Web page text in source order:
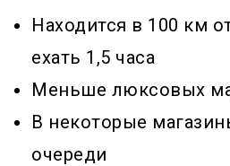
Находится в 100 км
ехать 1,5 часа
Меньше люксовых
В некоторые
очереди